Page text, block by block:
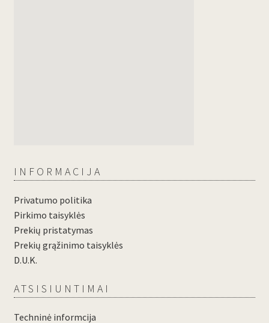
INFORMACIJA
Privatumo politika
Pirkimo taisyklės
Prekių pristatymas
Prekių grąžinimo taisyklės
D.U.K.
ATSISIUNTIMAI
Techninė informcija